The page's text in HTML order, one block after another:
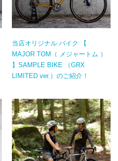
当店オリジナル バイク 【
MAJOR TOM（ メジャートム ）
】SAMPLE BIKE （GRX
LIMITED ver.）のご紹介！